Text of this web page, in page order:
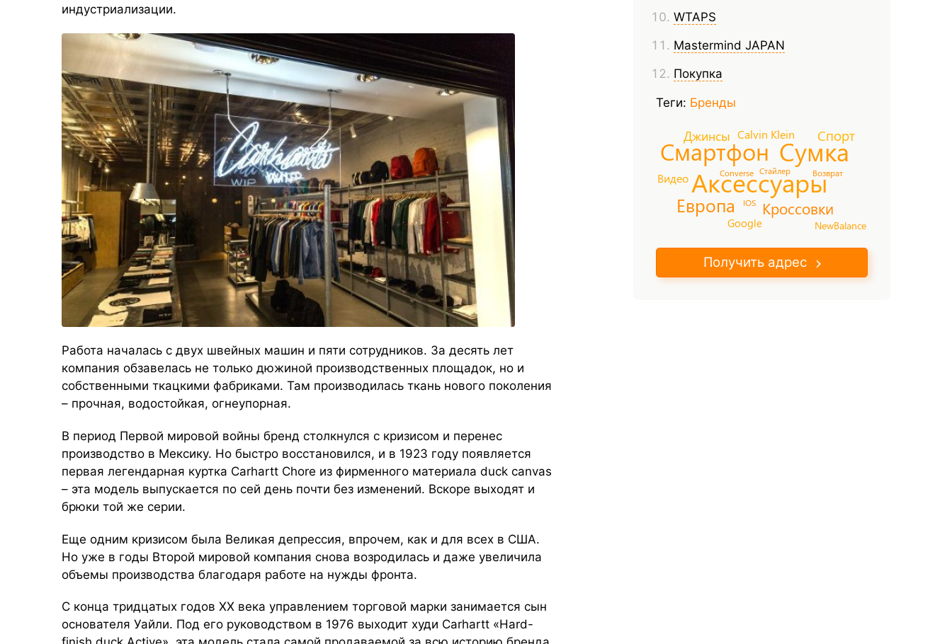
WTAPS
Mastermind JAPAN
Покупка
Теги: Бренды
Аксессуары
Сумка
Смартфон
Европа Кроссовки
Спорт
Джинсы Calvin Klein
Видео
Google NewBalance
Стайлер Возврат
Converse
IOS
Получить адрес
индустриализации.
Работа началась с двух швейных машин и пяти сотрудников. За десять лет
компания обзавелась не только дюжиной производственных площадок, но и
собственными ткацкими фабриками. Там производилась ткань нового поколения
– прочная, водостойкая, огнеупорная.
В период Первой мировой войны бренд столкнулся с кризисом и перенес
производство в Мексику. Но быстро восстановился, и в 1923 году появляется
первая легендарная куртка Carhartt Chore из фирменного материала duck canvas
– эта модель выпускается по сей день почти без изменений. Вскоре выходят и
брюки той же серии.
Еще одним кризисом была Великая депрессия, впрочем, как и для всех в США.
Но уже в годы Второй мировой компания снова возродилась и даже увеличила
объемы производства благодаря работе на нужды фронта.
С конца тридцатых годов ХХ века управлением торговой марки занимается сын
основателя Уайли. Под его руководством в 1976 выходит худи Carhartt «Hard-